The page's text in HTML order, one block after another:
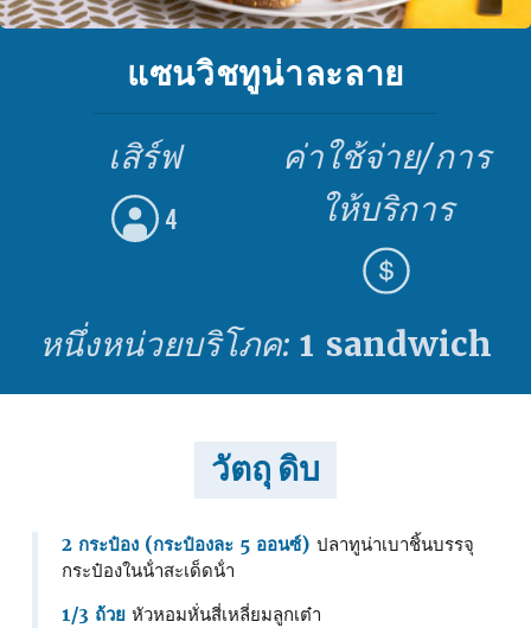
แซนวิชทูน่าละลาย
เสิร์ฟ
4
ค่าใช้จ่าย/การ
ให้บริการ
หนึ่งหน่วยบริโภค: 1 sandwich
วัตถุ ดิบ
2 กระป๋อง (กระป๋องละ 5 ออนซ์) ปลาทูน่าเบาชิ้นบรรจุ
กระป๋องในน้ําสะเด็ดน้ํา
1/3 ถ้วย หัวหอมหั่นสี่เหลี่ยมลูกเต๋า